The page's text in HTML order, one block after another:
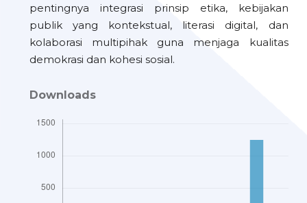
pentingnya integrasi prinsip etika, kebijakan
publik yang kontekstual, literasi digital, dan
kolaborasi multipihak guna menjaga kualitas
demokrasi dan kohesi sosial.
Downloads